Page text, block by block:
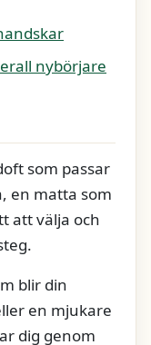
nybörjare
som passar
en matta som
att välja och
blir din
en mjukare
dig genom